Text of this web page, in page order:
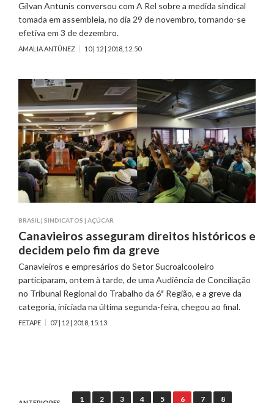
Gilvan Antunis conversou com A Rel sobre a medida sindical
tomada em assembleia, no dia 29 de novembro, tornando-se
efetiva em 3 de dezembro.
AMALIA ANTÚNEZ 10 | 12 | 2018, 12:50
BRASIL | SINDICATOS | AÇÚCAR
Canavieiros asseguram direitos históricos e
decidem pelo fim da greve
Canavieiros e empresários do Setor Sucroalcooleiro
participaram, ontem à tarde, de uma Audiência de Conciliação
no Tribunal Regional do Trabalho da 6ª Região, e a greve da
categoria, iniciada na última segunda-feira, chegou ao final.
FETAPE 07 | 12 | 2018, 15:13
Navegación
1 2 3 4 5 6 7 8